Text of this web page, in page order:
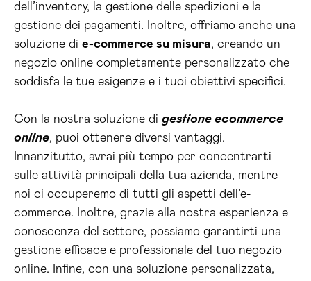
dell’inventory, la gestione delle spedizioni e la
gestione dei pagamenti. Inoltre, offriamo anche una
soluzione di e-commerce su misura, creando un
negozio online completamente personalizzato che
soddisfa le tue esigenze e i tuoi obiettivi specifici.
Con la nostra soluzione di gestione ecommerce
online, puoi ottenere diversi vantaggi.
Innanzitutto, avrai più tempo per concentrarti
sulle attività principali della tua azienda, mentre
noi ci occuperemo di tutti gli aspetti dell’e-
commerce. Inoltre, grazie alla nostra esperienza e
conoscenza del settore, possiamo garantirti una
gestione efficace e professionale del tuo negozio
online. Infine, con una soluzione personalizzata,